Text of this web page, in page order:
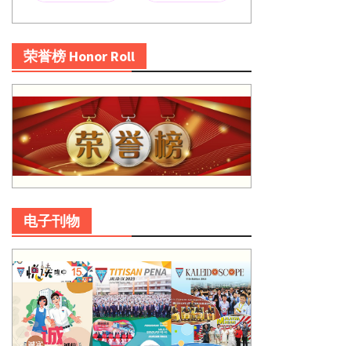
荣誉榜 Honor Roll
电子刊物